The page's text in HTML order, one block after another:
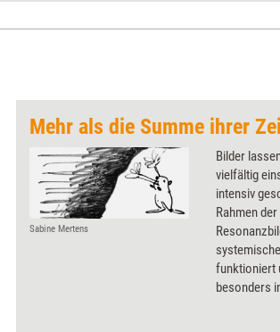
Mehr als die Summe ­ihrer
Sabine Mertens
Bilder
vielfältig
intensiv
Rahmen der
funktioniert
besonders